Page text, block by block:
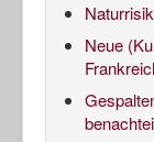
Neue